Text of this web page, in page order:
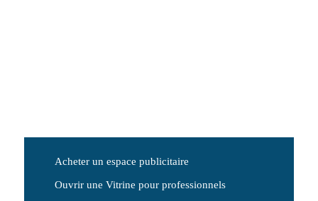
Acheter un espace publicitaire
Ouvrir une Vitrine pour professionnels